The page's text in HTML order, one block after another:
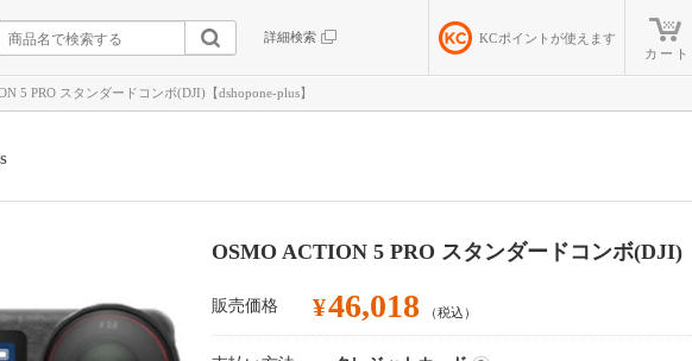
詳細検索 KCポイントが使えます
カート
5 PRO スタンダードコンボ(DJI)【dshopone-plus】
OSMO ACTION 5 PRO スタンダードコンボ(DJI)
販売価格 ¥46,018 （税込）